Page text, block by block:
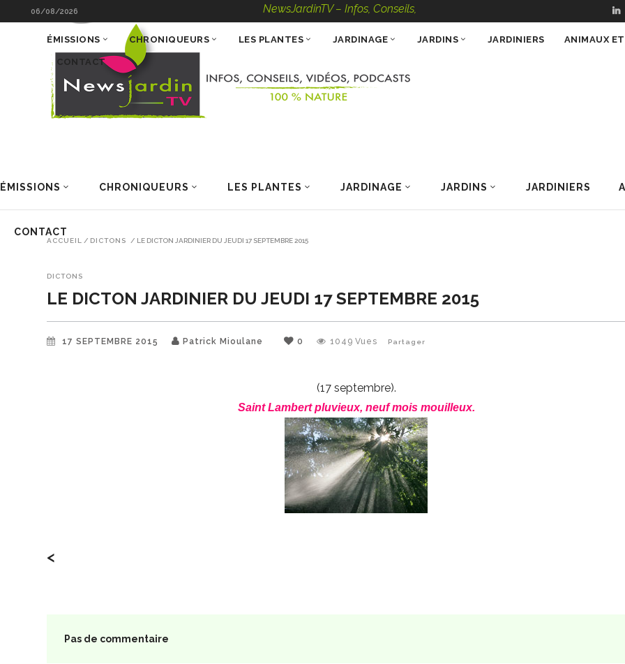
06/08/2026 NewsJardinTV – Infos, Conseils, Vidéos, Podcasts – 100 % Nature
ÉMISSIONS CHRONIQUEURS LES PLANTES JARDINAGE JARDINS JARDINIERS
CONTACT
ÉMISSIONS CHRONIQUEURS LES PLANTES JARDINAGE JARDINS JARDINIERS ANIMAUX
CONTACT
ACCUEIL / DICTONS / LE DICTON JARDINIER DU JEUDI 17 SEPTEMBRE 2015
DICTONS
LE DICTON JARDINIER DU JEUDI 17 SEPTEMBRE 2015
17 SEPTEMBRE 2015 Patrick Mioulane 0 1049 Vues Partager
(17 septembre).
Saint Lambert pluvieux, neuf mois mouilleux.
<
Pas de commentaire